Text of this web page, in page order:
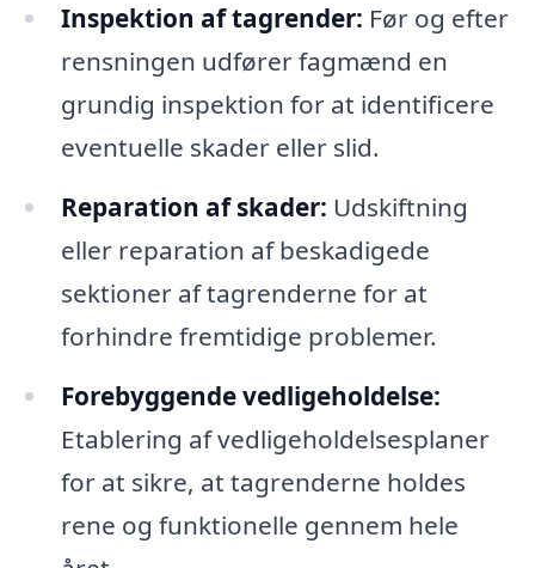
Inspektion af tagrender: Før og efter
rensningen udfører fagmænd en
grundig inspektion for at identificere
eventuelle skader eller slid.
Reparation af skader: Udskiftning
eller reparation af beskadigede
sektioner af tagrenderne for at
forhindre fremtidige problemer.
Forebyggende vedligeholdelse:
Etablering af vedligeholdelsesplaner
for at sikre, at tagrenderne holdes
rene og funktionelle gennem hele